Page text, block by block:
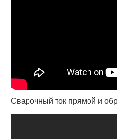
Сварочный ток прямой и